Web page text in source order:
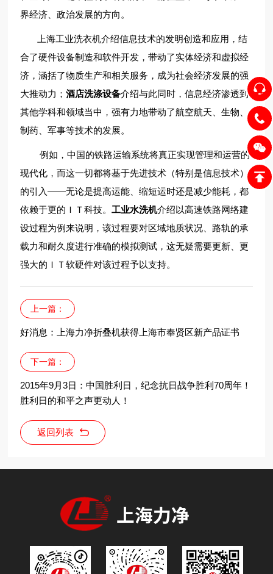
界经济、政治发展的方向。
上海工业洗衣机介绍信息技术的发明创造和应用，结
合了硬件设备制造和软件开发，带动了实体经济和虚拟经
济，涵括了物质生产和相关服务，成为社会经济发展的强
大推动力；酒店洗涤设备介绍与此同时，信息经济渗透到
其他学科和领域当中，强有力地带动了航空航天、生物、
制药、军事等技术的发展。
例如，中国的铁路运输系统将真正实现管理和运营的
现代化，而这一切都将基于先进技术（特别是信息技术）
的引入——无论是提高运能、缩短运时还是减少能耗，都
依赖于更的ＩＴ科技。工业水洗机介绍以高速铁路网络建
设过程为例来说明，该过程要对区域地质状况、路轨的承
载力和耐久度进行准确的模拟测试，这无疑需要更新、更
强大的ＩＴ软硬件对该过程予以支持。
上一篇：
好消息：上海力净折叠机获得上海市奉贤区新产品证书
下一篇：
2015年9月3日：中国胜利日，纪念抗日战争胜利70周年！
胜利日的和平之声更动人！
返回列表